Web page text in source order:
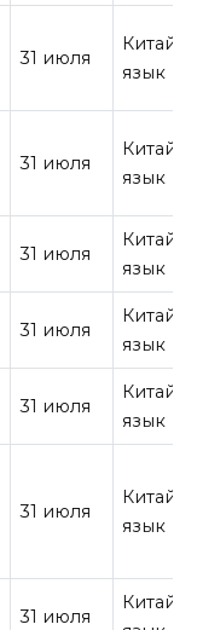
31 июля
язык
31 июля
язык
31 июля
язык
31 июля
язык
31 июля
язык
31 июля
язык
31 июля